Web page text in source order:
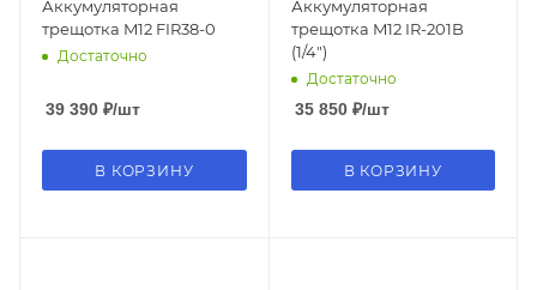
Аккумуляторная
трещотка M12 FIR38-0
Достаточно
39 390 ₽/шт
В КОРЗИНУ
Аккумуляторная
трещотка M12 IR-201B
(1/4")
Достаточно
35 850₽/шт
В КОРЗИНУ